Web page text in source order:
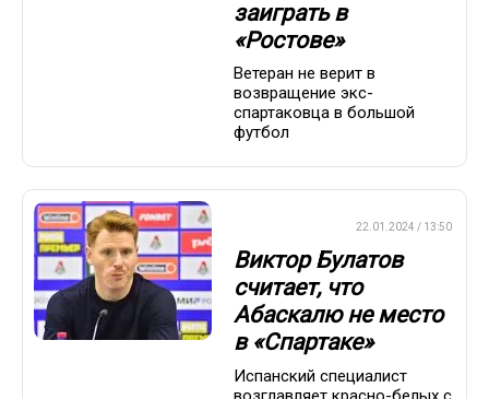
заиграть в
«Ростове»
Ветеран не верит в
возвращение экс-
спартаковца в большой
футбол
22.01.2024 / 13:50
Виктор Булатов
считает, что
Абаскалю не место
в «Спартаке»
Испанский специалист